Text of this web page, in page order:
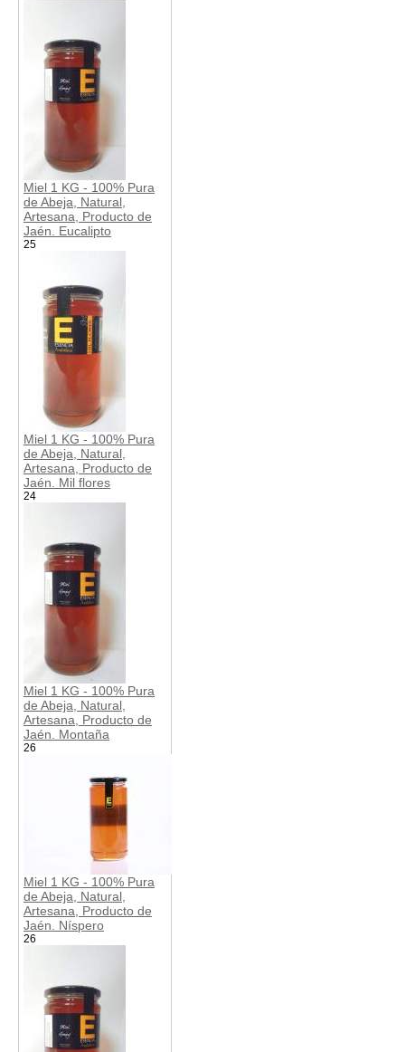
Miel 1 KG - 100% Pura
de Abeja, Natural,
Artesana, Producto de
Jaén. Eucalipto
25
Miel 1 KG - 100% Pura
de Abeja, Natural,
Artesana, Producto de
Jaén. Mil flores
24
Miel 1 KG - 100% Pura
de Abeja, Natural,
Artesana, Producto de
Jaén. Montaña
26
Miel 1 KG - 100% Pura
de Abeja, Natural,
Artesana, Producto de
Jaén. Níspero
26